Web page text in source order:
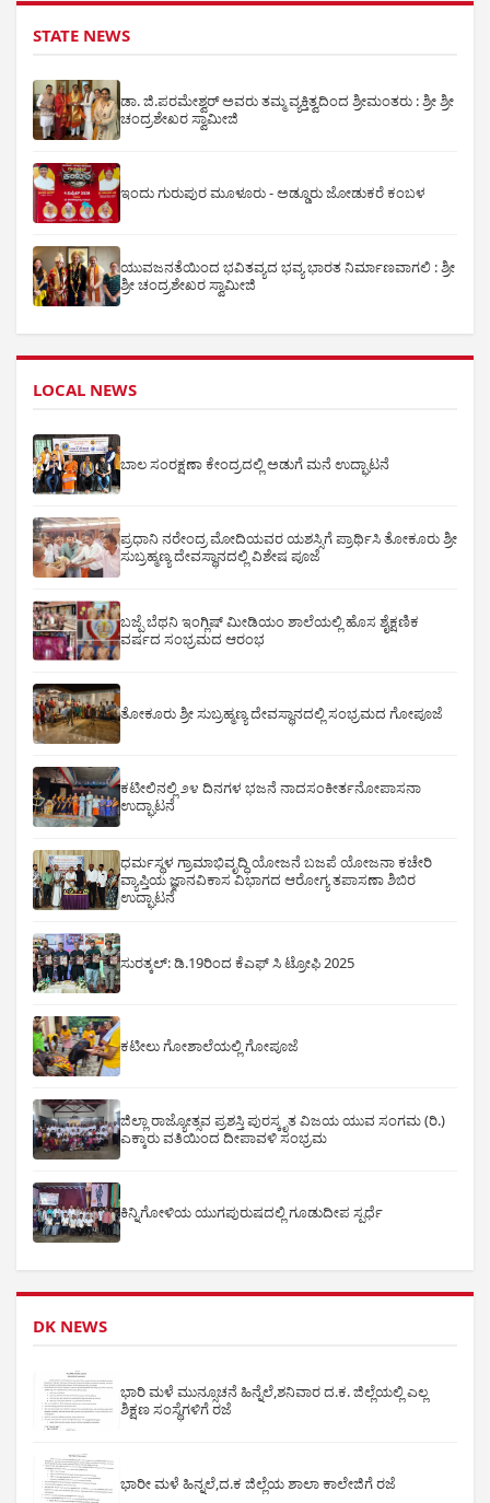
STATE NEWS
ಡಾ. ಜಿ.ಪರಮೇಶ್ವರ್ ಅವರು ತಮ್ಮ ವ್ಯಕ್ತಿತ್ವದಿಂದ ಶ್ರೀಮಂತರು : ಶ್ರೀ ಶ್ರೀ
ಚಂದ್ರಶೇಖರ ಸ್ವಾಮೀಜಿ
ಇಂದು ಗುರುಪುರ ಮೂಳೂರು - ಅಡ್ಡೂರು ಜೋಡುಕರೆ ಕಂಬಳ
ಯುವಜನತೆಯಿಂದ ಭವಿತವ್ಯದ ಭವ್ಯ ಭಾರತ ನಿರ್ಮಾಣವಾಗಲಿ : ಶ್ರೀ
ಶ್ರೀ ಚಂದ್ರಶೇಖರ ಸ್ವಾಮೀಜಿ
LOCAL NEWS
ಬಾಲ ಸಂರಕ್ಷಣಾ ಕೇಂದ್ರದಲ್ಲಿ ಅಡುಗೆ ಮನೆ ಉದ್ಘಾಟನೆ
ಪ್ರಧಾನಿ ನರೇಂದ್ರ ಮೋದಿಯವರ ಯಶಸ್ಸಿಗೆ ಪ್ರಾರ್ಥಿಸಿ ತೋಕೂರು ಶ್ರೀ
ಸುಬ್ರಹ್ಮಣ್ಯ ದೇವಸ್ಥಾನದಲ್ಲಿ ವಿಶೇಷ ಪೂಜೆ
ಬಜ್ಪೆ ಬೆಥನಿ ಇಂಗ್ಲಿಷ್ ಮೀಡಿಯಂ ಶಾಲೆಯಲ್ಲಿ ಹೊಸ ಶೈಕ್ಷಣಿಕ
ವರ್ಷದ ಸಂಭ್ರಮದ ಆರಂಭ
ತೋಕೂರು ಶ್ರೀ ಸುಬ್ರಹ್ಮಣ್ಯ ದೇವಸ್ಥಾನದಲ್ಲಿ ಸಂಭ್ರಮದ ಗೋಪೂಜೆ
ಕಟೀಲಿನಲ್ಲಿ ೨೪ ದಿನಗಳ ಭಜನೆ ನಾದಸಂಕೀರ್ತನೋಪಾಸನಾ
ಉದ್ಘಾಟನೆ
ಧರ್ಮಸ್ಥಳ ಗ್ರಾಮಾಭಿವೃದ್ಧಿ ಯೋಜನೆ ಬಜಪೆ ಯೋಜನಾ ಕಚೇರಿ
ವ್ಯಾಪ್ತಿಯ ಜ್ಞಾನವಿಕಾಸ ವಿಭಾಗದ ಆರೋಗ್ಯ ತಪಾಸಣಾ ಶಿಬಿರ
ಉದ್ಘಾಟನೆ
ಸುರತ್ಕಲ್: ಡಿ‌.19ರಿಂದ ಕೆಎಫ್ ಸಿ ಟ್ರೋಫಿ 2025
ಕಟೀಲು ಗೋಶಾಲೆಯಲ್ಲಿ ಗೋಪೂಜೆ
ಜಿಲ್ಲಾ ರಾಜ್ಯೋತ್ಸವ ಪ್ರಶಸ್ತಿ ಪುರಸ್ಕೃತ ವಿಜಯ ಯುವ ಸಂಗಮ (ರಿ.)
ಎಕ್ಕಾರು ವತಿಯಿಂದ ದೀಪಾವಳಿ ಸಂಭ್ರಮ
ಕಿನ್ನಿಗೋಳಿಯ ಯುಗಪುರುಷದಲ್ಲಿ ಗೂಡುದೀಪ ಸ್ಪರ್ಧೆ
DK NEWS
ಭಾರಿ ಮಳೆ ಮುನ್ಸೂಚನೆ ಹಿನ್ನೆಲೆ,ಶನಿವಾರ ದ.ಕ. ಜಿಲ್ಲೆಯಲ್ಲಿ ಎಲ್ಲ
ಶಿಕ್ಷಣ ಸಂಸ್ಥೆಗಳಿಗೆ ರಜೆ
ಭಾರೀ ಮಳೆ ಹಿನ್ನಲೆ,ದ.ಕ ಜಿಲ್ಲೆಯ ಶಾಲಾ ಕಾಲೇಜಿಗೆ ರಜೆ